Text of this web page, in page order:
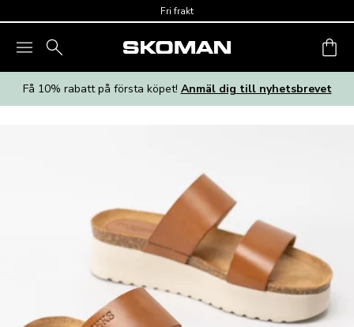
Fri frakt
Få 10% rabatt på första köpet! Anmäl dig till nyhetsbrevet